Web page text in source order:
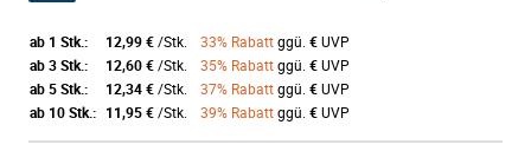
ab 1 Stk.: 12,99 €/Stk. 33% Rabattggü. €UVP
ab 3 Stk.:
12,60 €/Stk. 35% Rabattggü. €UVP
ab 5 Stk.:
12,34 €/Stk. 37% Rabattggü. €UVP
ab 10 Stk.: 11,95 €/Stk. 39% Rabattggü. €UVP